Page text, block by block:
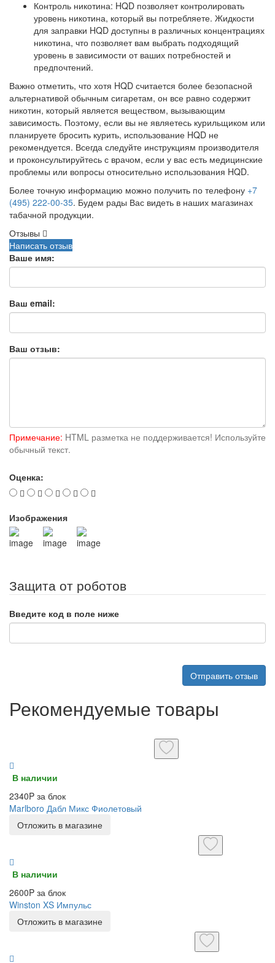
Контроль никотина: HQD позволяет контролировать
уровень никотина, который вы потребляете. Жидкости
для заправки HQD доступны в различных концентрациях
никотина, что позволяет вам выбрать подходящий
уровень в зависимости от ваших потребностей и
предпочтений.
Важно отметить, что хотя HQD считается более безопасной
альтернативой обычным сигаретам, он все равно содержит
никотин, который является веществом, вызывающим
зависимость. Поэтому, если вы не являетесь курильщиком или
планируете бросить курить, использование HQD не
рекомендуется. Всегда следуйте инструкциям производителя
и проконсультируйтесь с врачом, если у вас есть медицинские
проблемы или вопросы относительно использования HQD.
Более точную информацию можно получить по телефону +7
(495) 222-00-35. Будем рады Вас видеть в наших магазинах
табачной продукции.
Отзывы
Написать отзыв
Ваше имя:
Ваш email:
Ваш отзыв:
Примечание: HTML разметка не поддерживается! Используйте
обычный текст.
Оценка:
Изображения
Защита от роботов
Введите код в поле ниже
Отправить отзыв
Рекомендуемые товары
В наличии
2340P за блок
Marlboro Дабл Микс Фиолетовый
Отложить в магазине
В наличии
2600P за блок
Winston XS Импульс
Отложить в магазине